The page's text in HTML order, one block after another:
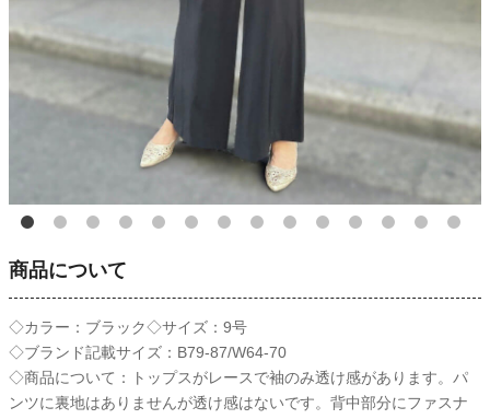
商品について
◇カラー：ブラック◇サイズ：9号
◇ブランド記載サイズ：B79-87/W64-70
◇商品について：トップスがレースで袖のみ透け感があります。パ
ンツに裏地はありませんが透け感はないです。背中部分にファスナ